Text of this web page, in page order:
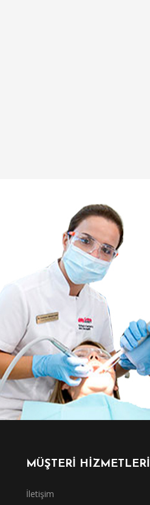
MÜŞTERİ HİZMETLERİ
İletişim